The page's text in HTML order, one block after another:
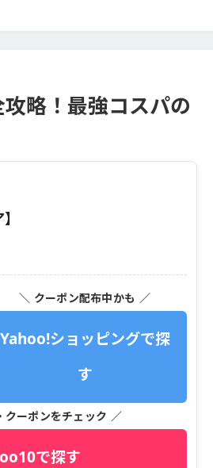
略！最強コスパの
＼ クーポン配布中かも ／
Yahoo!ショッピングで探
す
クーポンをチェック ／
で探す